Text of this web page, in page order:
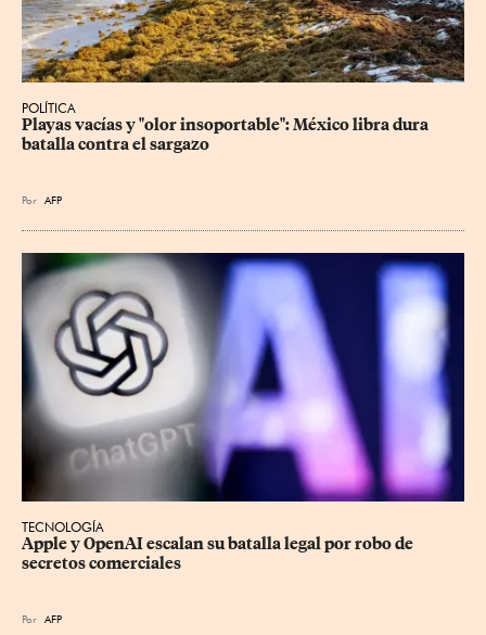
POLÍTICA
Playas vacías y "olor insoportable": México libra dura
batalla contra el sargazo
Por AFP
TECNOLOGÍA
Apple y OpenAI escalan su batalla legal por robo de
secretos comerciales
Por AFP